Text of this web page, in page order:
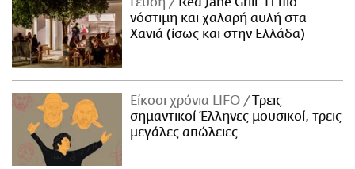
νόστιμη και χαλαρή αυλή στα
Χανιά (ίσως και στην Ελλάδα)
Είκοσι χρόνια LIFO
Tρεις
σημαντικοί Έλληνες μουσικοί, τρεις
μεγάλες απώλειες